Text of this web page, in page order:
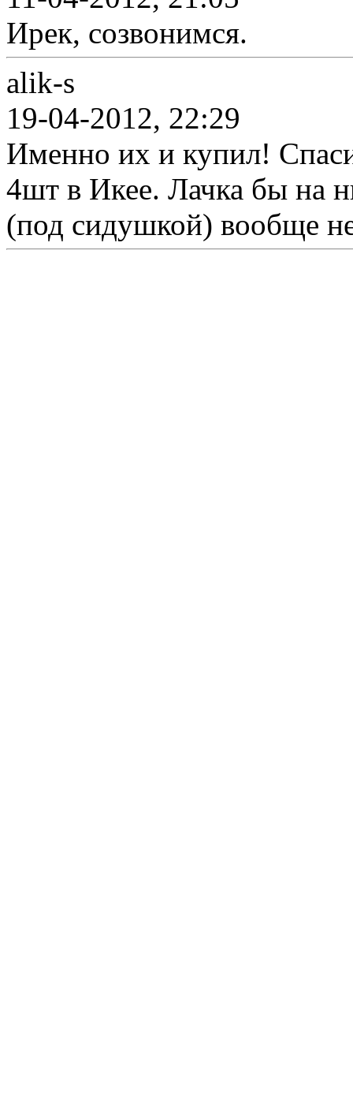
Ирек, созвонимся.
alik-s
19-04-2012, 22:29
Именно их и купил!
4шт в Икее. Лачка бы на
(под сидушкой) вообще